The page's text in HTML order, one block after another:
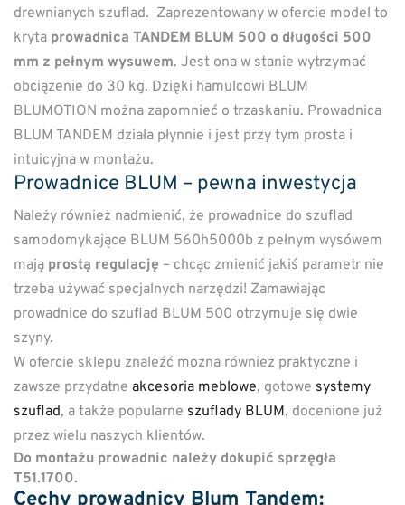
drewnianych szuflad. Zaprezentowany w ofercie model to
kryta prowadnica TANDEM BLUM 500 o długości 500
mm z pełnym wysuwem. Jest ona w stanie wytrzymać
obciążenie do 30 kg. Dzięki hamulcowi BLUM
BLUMOTION można zapomnieć o trzaskaniu. Prowadnica
BLUM TANDEM działa płynnie i jest przy tym prosta i
intuicyjna w montażu.
Prowadnice BLUM – pewna inwestycja
Należy również nadmienić, że prowadnice do szuflad
samodomykające BLUM 560h5000b z pełnym wysówem
mają prostą regulację – chcąc zmienić jakiś parametr nie
trzeba używać specjalnych narzędzi! Zamawiając
prowadnice do szuflad BLUM 500 otrzymuje się dwie
szyny.
W ofercie sklepu znaleźć można również praktyczne i
zawsze przydatne akcesoria meblowe, gotowe systemy
szuflad, a także popularne szuflady BLUM, docenione już
przez wielu naszych klientów.
Do montażu prowadnic należy dokupić sprzęgła
T51.1700.